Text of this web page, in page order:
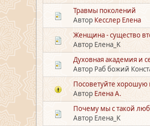
Травмы поколений
Автор Кесслер Елена
Женщина - существо
Автор Елена_K
Духовная академия и
Автор Раб божий
Посоветуйте хорошую
Автор Елена А.
Почему мы с такой
Автор Елена_K